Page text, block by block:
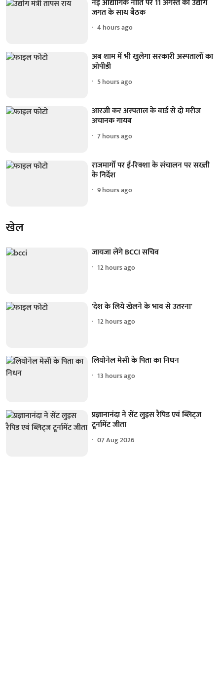
जगत के साथ बैठक
4 hours ago
अब शाम में भी खुलेगा सरकारी अस्पतालों का
ओपीडी
5 hours ago
आरजी कर अस्पताल के वार्ड से दो मरीज
अचानक गायब
7 hours ago
राजमार्गों पर ई-रिक्शा के संचालन पर सख्ती
के निर्देश
9 hours ago
खेल
जायजा लेंगे BCCI सचिव
12 hours ago
'देश के लिये खेलने के भाव से उतरना'
12 hours ago
लियोनेल मेसी के पिता का निधन
13 hours ago
प्रज्ञानानंदा ने सेंट लुइस रैपिड एवं ब्लिट्ज
टूर्नामेंट जीता
07 Aug 2026